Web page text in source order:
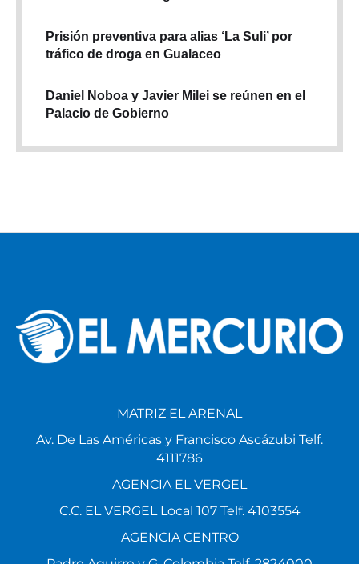
Prisión preventiva para alias ‘La Suli’ por
tráfico de droga en Gualaceo
Daniel Noboa y Javier Milei se reúnen en el
Palacio de Gobierno
MATRIZ EL ARENAL
Av. De Las Américas y Francisco Ascázubi Telf.
4111786
AGENCIA EL VERGEL
C.C. EL VERGEL Local 107 Telf. 4103554
AGENCIA CENTRO